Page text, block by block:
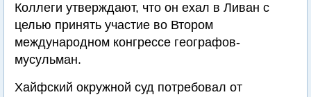
Коллеги утверждают, что он ехал в Ливан с
целью принять участие во Втором
международном конгрессе географов-
мусульман.
Хайфский окружной суд потребовал от